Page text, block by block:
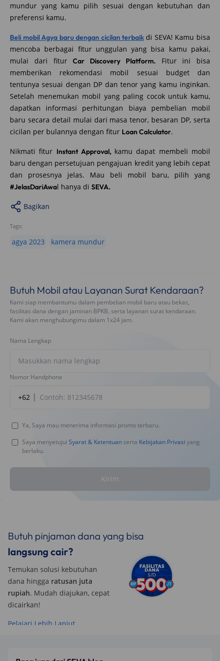
mundur yang kamu pilih sesuai dengan kebutuhan dan
preferensi kamu.
Beli mobil Agya baru dengan cicilan terbaik di SEVA! Kamu bisa
mencoba berbagai fitur unggulan yang bisa kamu pakai,
mulai dari fiturCar Discovery Platform. Fitur ini bisa
memberikan rekomendasi mobil sesuai budget dan
tentunya sesuai dengan DP dan tenor yang kamu inginkan.
Setelah menemukan mobil yang paling cocok untuk kamu,
dapatkan informasi perhitungan biaya pembelian mobil
baru secara detail mulai dari masa tenor, besaran DP, serta
cicilan per bulannya dengan fitur Loan Calculator.
Nikmati fitur Instant Approval, kamu dapat membeli mobil
baru dengan persetujuan pengajuan kredit yang lebih cepat
dan prosesnya jelas. Mau beli mobil baru, pilih yang
#JelasDariAwal hanya di SEVA.
Bagikan
Tags:
agya 2023 kamera mundur
Butuh Mobil atau Layanan Surat Kendaraan?
Kami siap membantumu dalam pembelian mobil baru atau bekas,
fasilitas dana dengan jaminan BPKB, serta layanan surat kendaraan.
Kami akan menghubungimu dalam 1x24 jam.
Nama Lengkap
Nomor Handphone
+62
Ya, Saya mau menerima informasi promo terbaru.
Saya menyetujui Syarat & Ketentuan serta Kebijakan Privasi yang
berlaku.
Kirim
Butuh pinjaman dana yang bisa
langsung cair?
Temukan solusi kebutuhan
dana hingga ratusan juta
rupiah. Mudah diajukan, cepat
dicairkan!
Pelajari Lebih Lanjut